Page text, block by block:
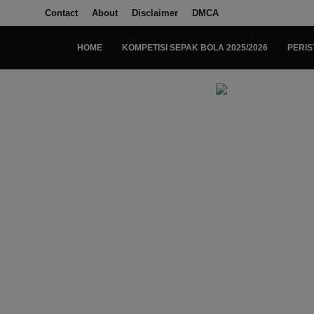
Contact About Disclaimer DMCA
HOME KOMPETISI SEPAK BOLA 2025/2026